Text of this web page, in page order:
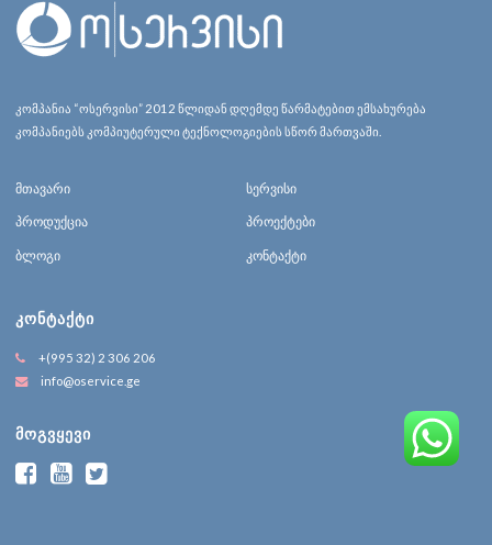
კომპანია “ოსერვისი” 2012 წლიდან დღემდე წარმატებით ემსახურება
კომპანიებს კომპიუტერული ტექნოლოგიების სწორ მართვაში.
მთავარი სერვისი
პროდუქცია პროექტები
ბლოგი კონტაქტი
ᲙᲝᲜᲢᲐᲥᲢᲘ
+(995 32) 2 306 206
info@oservice.ge
ᲛᲝᲒᲕᲧᲔᲕᲘ